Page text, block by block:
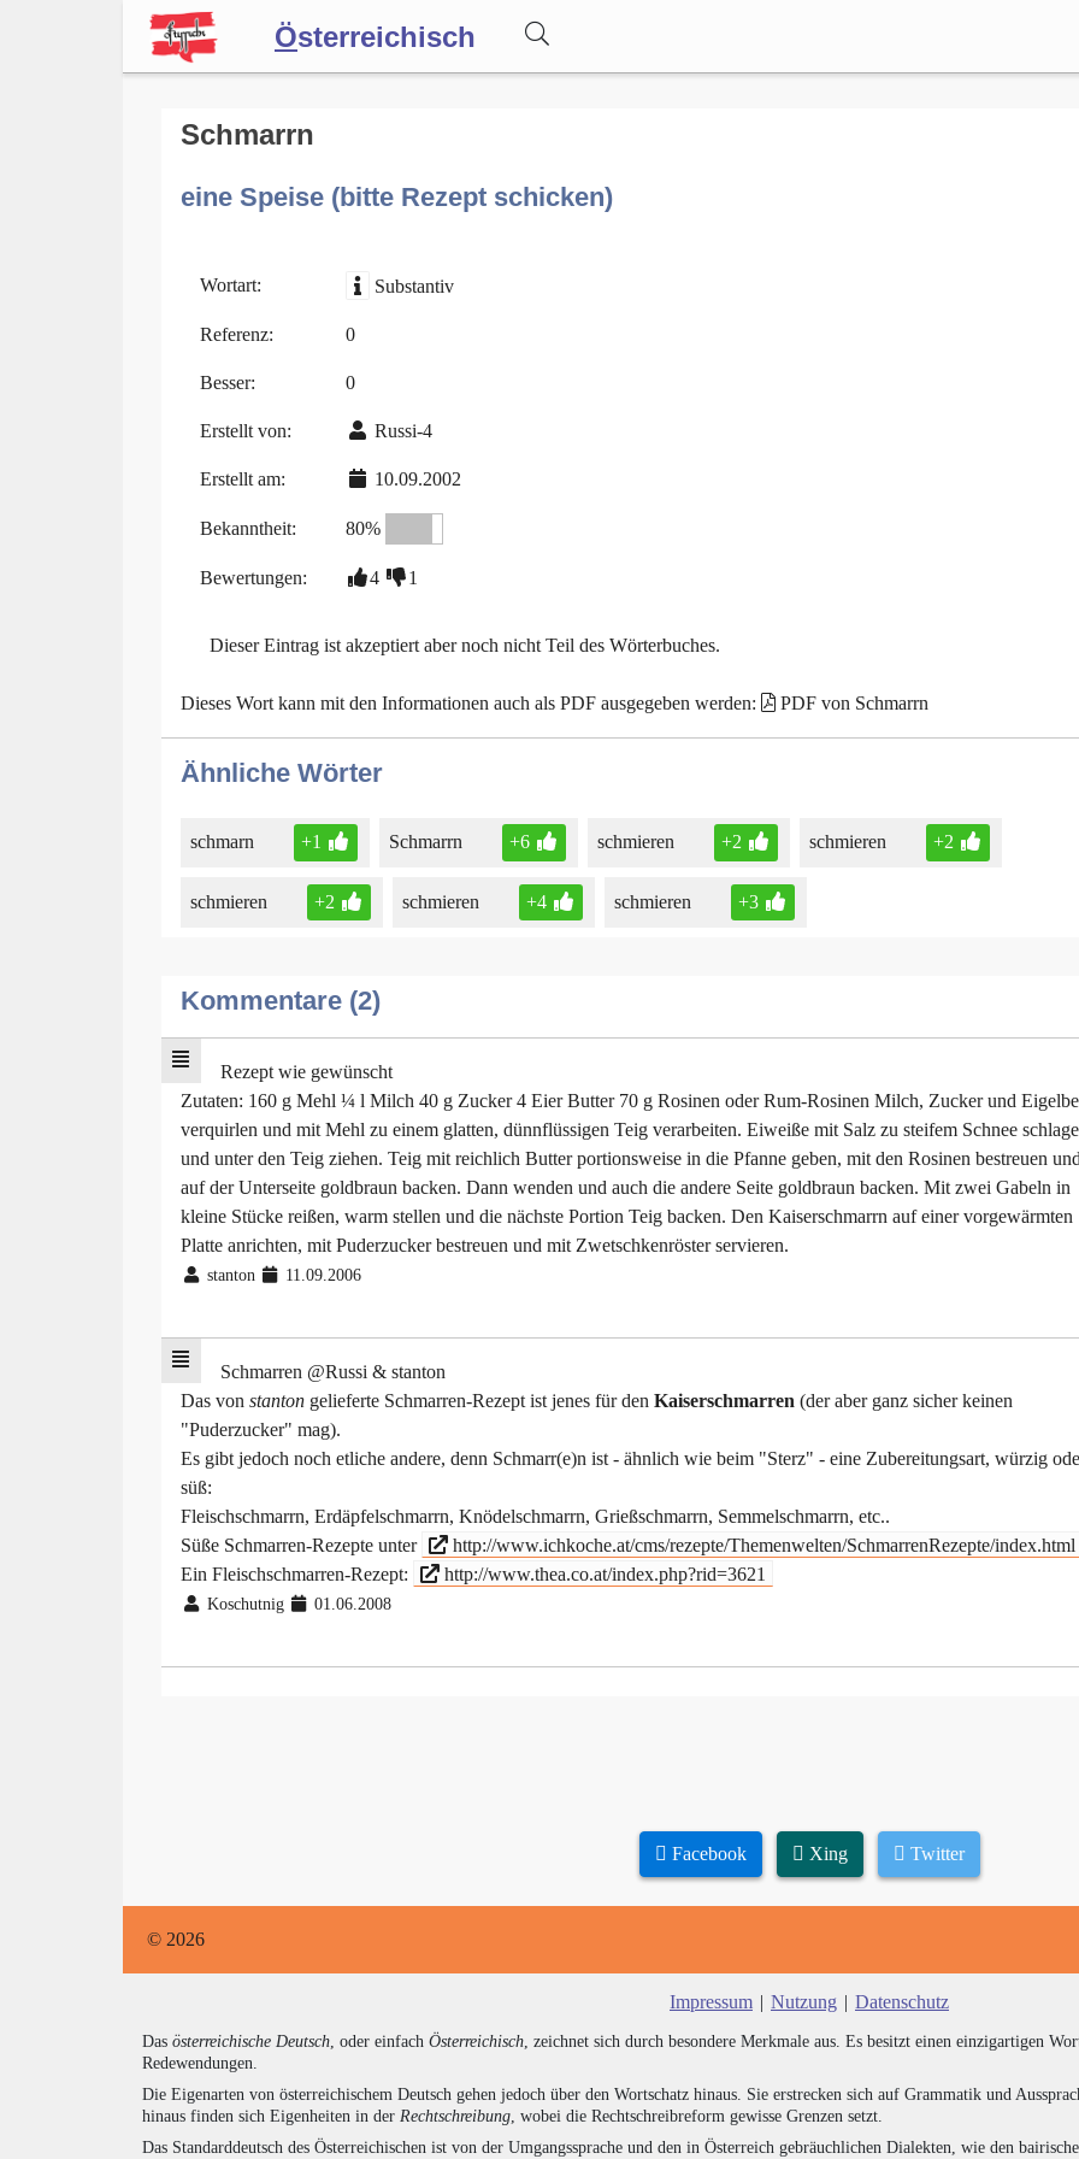
Österreichisch
Forum
Blog
Schmarrn
eine Speise (bitte Rezept schicken)
Wortart: Substantiv
Referenz: 0
Besser: 0
Erstellt von: Russi-4
Erstellt am: 10.09.2002
Bekanntheit: 80%
Bewertungen: 4 1
Dieser Eintrag ist akzeptiert aber noch nicht Teil des Wörterbuches.
Dieses Wort kann mit den Informationen auch als PDF ausgegeben werden: PDF von Schmarrn
Ähnliche Wörter
schmarn +1 Schmarrn +6 schmieren +2 schmieren +2
schmieren +2 schmieren +4 schmieren +3
Kommentare (2)
Rezept wie gewünscht
Zutaten: 160 g Mehl ¼ l Milch 40 g Zucker 4 Eier Butter 70 g Rosinen oder Rum-Rosinen Milch, Zucker und Eigelbe
verquirlen und mit Mehl zu einem glatten, dünnflüssigen Teig verarbeiten. Eiweiße mit Salz zu steifem Schnee
und unter den Teig ziehen. Teig mit reichlich Butter portionsweise in die Pfanne geben, mit den Rosinen bestreuen und
auf der Unterseite goldbraun backen. Dann wenden und auch die andere Seite goldbraun backen. Mit zwei Gabeln in
kleine Stücke reißen, warm stellen und die nächste Portion Teig backen. Den Kaiserschmarrn auf einer vorgewärmten
Platte anrichten, mit Puderzucker bestreuen und mit Zwetschkenröster servieren.
stanton 11.09.2006
Schmarren @Russi & stanton
Das von stanton gelieferte Schmarren-Rezept ist jenes für den Kaiserschmarren (der aber ganz sicher keinen
"Puderzucker" mag).
Es gibt jedoch noch etliche andere, denn Schmarr(e)n ist - ähnlich wie beim "Sterz" - eine Zubereitungsart, würzig
süß:
Fleischschmarrn, Erdäpfelschmarrn, Knödelschmarrn, Grießschmarrn, Semmelschmarrn, etc..
Süße Schmarren-Rezepte unter
http://www.ichkoche.at/cms/rezepte/Themenwelten/SchmarrenRezepte/index.html
Ein Fleischschmarren-Rezept:
http://www.thea.co.at/index.php?rid=3621
Koschutnig 01.06.2008
Facebook Xing Twitter
© 2026
Impressum | Nutzung | Datenschutz
Das österreichische Deutsch , oder einfach Österreichisch , zeichnet sich durch besondere Merkmale aus. Es besitzt einen einzigartigen
Redewendungen.
Die Eigenarten von österreichischem Deutsch gehen jedoch über den Wortschatz hinaus. Sie erstrecken sich auf Grammatik und
hinaus finden sich Eigenheiten in der Rechtschreibung , wobei die Rechtschreibreform gewisse Grenzen setzt.
Das Standarddeutsch des Österreichischen ist von der Umgangssprache und den in Österreich gebräuchlichen Dialekten, wie den